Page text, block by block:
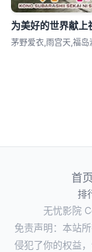
为美好的世界献上
茅野爱衣,雨宫天,福
首页
排
无忧影院
免责声明：本站
侵犯了你的权益